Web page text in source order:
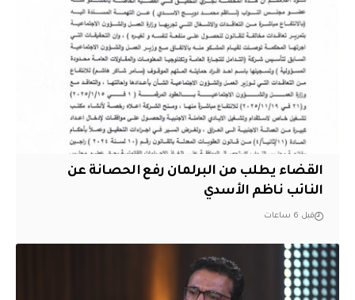
القضاء يطلب من البرلمان رفع الحصانة عن
النائب ناظم الأسدي
قبل 6 ساعات